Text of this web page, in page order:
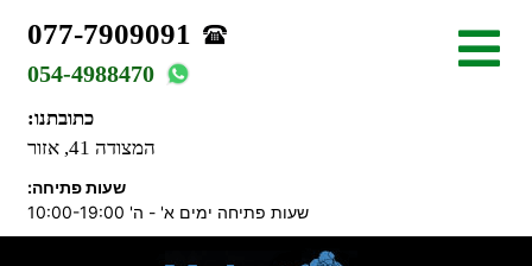
077-7909091
054-4988470
כתובתנו:
המצודה 41, אזור
שעות פתיחה:
שעות פתיחה ימים א' - ה' 10:00-19:00